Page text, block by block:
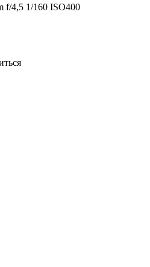
f/4,5 1/160 ISO400